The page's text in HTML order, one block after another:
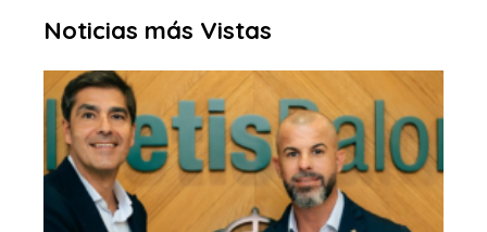
Noticias más Vistas